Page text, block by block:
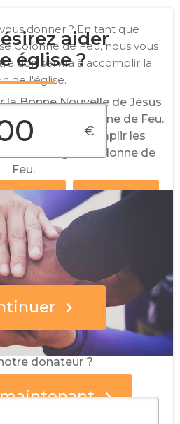
aider
église ?
la Bonne Nouvelle de Jésus
à l'Eglise Colonne de Feu.
d'accomplir les
Dieu à l'Eglise Colonne de
Feu.
donner ? En tant que
Colonne de Feu, nous vous
don servira à accomplir la
de l'église.
€
25€ 50€
250€
donateur ?
pas vos informations.